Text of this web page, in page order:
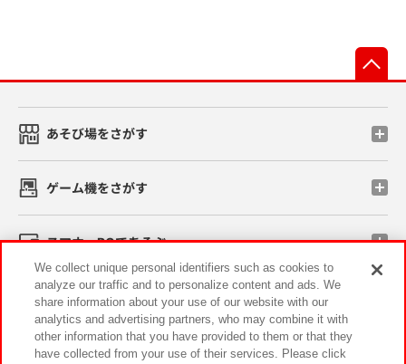
あそび場をさがす
ゲーム機をさがす
スマホ・PCであそぶ
イベント・キャンペーン
We collect unique personal identifiers such as cookies to
analyze our traffic and to personalize content and ads. We
share information about your use of our website with our
analytics and advertising partners, who may combine it with
other information that you have provided to them or that they
have collected from your use of their services. Please click